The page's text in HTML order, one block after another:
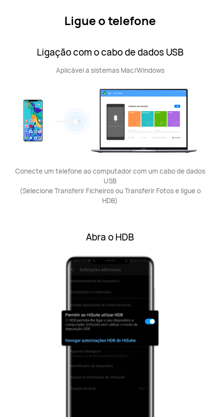
Ligue o telefone
Ligação com o cabo de dados USB
Aplicável a sistemas Mac/Windows
Conecte um telefone ao computador com um cabo de dados
USB
(Selecione Transferir Ficheiros ou Transferir Fotos e ligue o
HDB)
Abra o HDB